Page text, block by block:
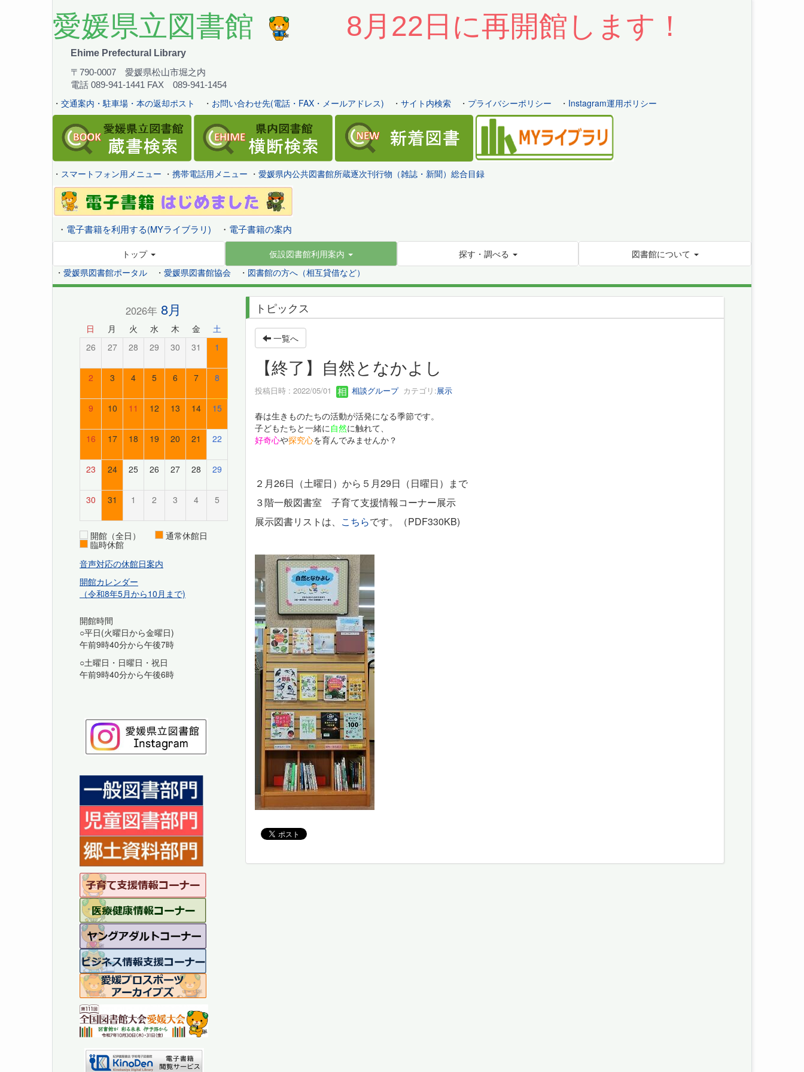
愛媛県立図書館 8月22日に再開館します！
Ehime Prefectural Library
〒790-0007 愛媛県松山市堀之内
電話 089-941-1441 FAX 089-941-1454
・ 交通案内・駐車場・本の返却ポスト ・ お問い合わせ先(電話・FAX・メールアドレス) ・ サイト内検索 ・ プライバシーポリシー ・ Instagram運用ポリシー
・ スマートフォン用メニュー ・ 携帯電話用メニュー ・ 愛媛県内公共図書館所蔵逐次刊行物（雑誌・新聞）総合目録
・ 電子書籍を利用する(MYライブラリ) ・ 電子書籍の案内
トップ 仮設図書館利用案内 探す・調べる
図書館について
・ 愛媛県図書館ポータル ・ 愛媛県図書館協会 ・ 図書館の方へ（相互貸借など）
トピックス
一覧へ
【終了】自然となかよし
投稿日時 : 2022/05/01 相談グループカテゴリ:展示
春は生きものたちの活動が活発になる季節です。
子どもたちと一緒に 自然に触れて、
好奇心や探究心を育んでみませんか？
２月26日（土曜日）から５月29日（日曜日）まで
３階一般図書室 子育て支援情報コーナー展示
展示図書リストは、 こちらです。（PDF330KB)
2026年 8月
日 月 火 水 木 金 土
26 27 28 29 30 31 1
2 3 4 5 6 7 8
9 10 11 12 13 14 15
16 17 18 19 20 21 22
23 24 25 26 27 28 29
30 31 1 2 3 4 5
開館（全日） 通常休館日
臨時休館
音声対応の休館日案内
開館カレンダー
（令和8年5月から10月まで)
開館時間
○平日(火曜日から金曜日)
午前9時40分から午後7時
○土曜日・日曜日・祝日
午前9時40分から午後6時